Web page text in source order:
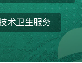
术卫生服务